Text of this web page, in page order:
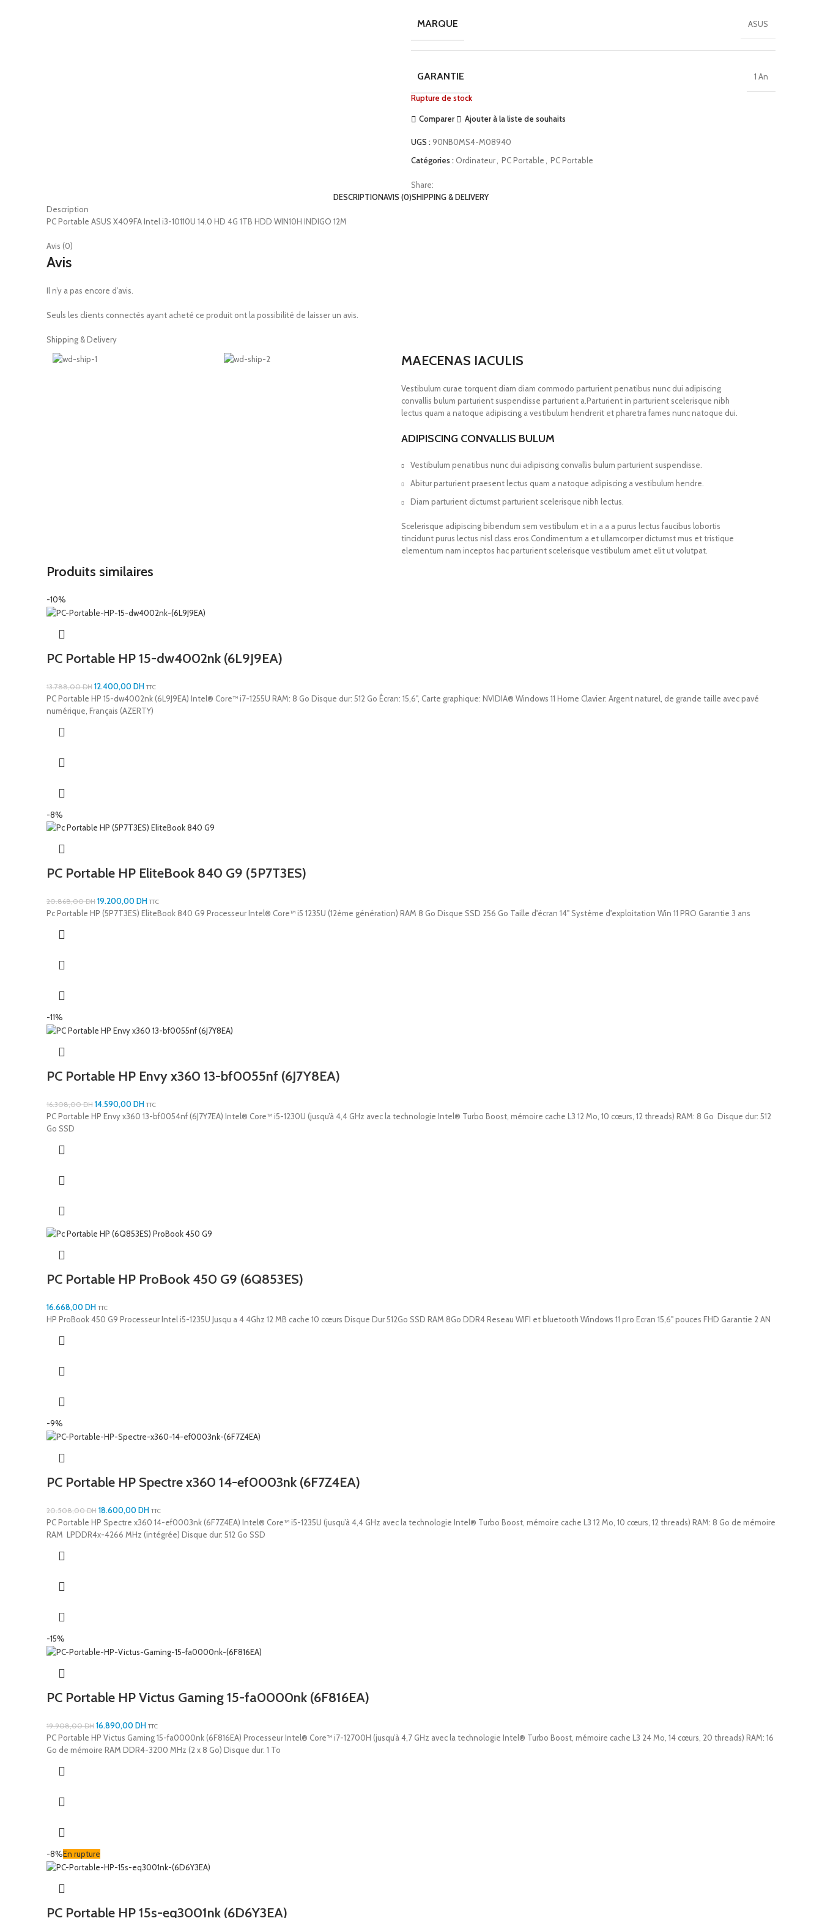
MARQUE ASUS
GARANTIE 1 An
Rupture de stock
Comparer Ajouter à la liste de souhaits
UGS : 90NB0MS4-M08940
Catégories : Ordinateur PC Portable PC Portable
Share:
DESCRIPTIONAVIS (0)SHIPPING & DELIVERY
Description
PC Portable ASUS X409FA Intel i3-10110U 14.0 HD 4G 1TB HDD WIN10H INDIGO 12M
Avis (0)
Avis
Il n’y a pas encore d’avis.
Seuls les clients connectés ayant acheté ce produit ont la possibilité de laisser un avis.
Shipping & Delivery
MAECENAS IACULIS
Vestibulum curae torquent diam diam commodo parturient penatibus nunc dui adipiscing
convallis bulum parturient suspendisse parturient a.Parturient in parturient scelerisque nibh
lectus quam a natoque adipiscing a vestibulum hendrerit et pharetra fames nunc natoque dui.
ADIPISCING CONVALLIS BULUM
Vestibulum penatibus nunc dui adipiscing convallis bulum parturient suspendisse.
Abitur parturient praesent lectus quam a natoque adipiscing a vestibulum hendre.
Diam parturient dictumst parturient scelerisque nibh lectus.
Scelerisque adipiscing bibendum sem vestibulum et in a a a purus lectus faucibus lobortis
tincidunt purus lectus nisl class eros.Condimentum a et ullamcorper dictumst mus et tristique
elementum nam inceptos hac parturient scelerisque vestibulum amet elit ut volutpat.
Produits similaires
-10%
PC Portable HP 15-dw4002nk (6L9J9EA)
13.788,00DH 12.400,00DH TTC
PC Portable HP 15-dw4002nk (6L9J9EA) Intel® Core™ i7-1255U RAM: 8 Go Disque dur: 512 Go Écran: 15,6", Carte graphique: NVIDIA® Windows 11 Home Clavier: Argent naturel, de grande taille avec pavé
numérique, Français (AZERTY)
-8%
PC Portable HP EliteBook 840 G9 (5P7T3ES)
20.868,00DH 19.200,00DH TTC
Pc Portable HP (5P7T3ES) EliteBook 840 G9 Processeur Intel® Core™ i5 1235U (12ème génération) RAM 8 Go Disque SSD 256 Go Taille d'écran 14" Système d'exploitation Win 11 PRO Garantie 3 ans
-11%
PC Portable HP Envy x360 13-bf0055nf (6J7Y8EA)
16.308,00DH 14.590,00DH TTC
PC Portable HP Envy x360 13-bf0054nf (6J7Y7EA) Intel® Core™ i5-1230U (jusqu’à 4,4 GHz avec la technologie Intel® Turbo Boost, mémoire cache L3 12 Mo, 10 cœurs, 12 threads) RAM: 8 Go Disque dur: 512
Go SSD
PC Portable HP ProBook 450 G9 (6Q853ES)
16.668,00DH TTC
HP ProBook 450 G9 Processeur Intel i5-1235U Jusqu a 4 4Ghz 12 MB cache 10 cœurs Disque Dur 512Go SSD RAM 8Go DDR4 Reseau WIFI et bluetooth Windows 11 pro Ecran 15,6" pouces FHD Garantie 2 AN
-9%
PC Portable HP Spectre x360 14-ef0003nk (6F7Z4EA)
20.508,00DH 18.600,00DH TTC
PC Portable HP Spectre x360 14-ef0003nk (6F7Z4EA) Intel® Core™ i5-1235U (jusqu’à 4,4 GHz avec la technologie Intel® Turbo Boost, mémoire cache L3 12 Mo, 10 cœurs, 12 threads) RAM: 8 Go de mémoire
RAM LPDDR4x-4266 MHz (intégrée) Disque dur: 512 Go SSD
-15%
PC Portable HP Victus Gaming 15-fa0000nk (6F816EA)
19.908,00DH 16.890,00DH TTC
PC Portable HP Victus Gaming 15-fa0000nk (6F816EA) Processeur Intel® Core™ i7-12700H (jusqu’à 4,7 GHz avec la technologie Intel® Turbo Boost, mémoire cache L3 24 Mo, 14 cœurs, 20 threads) RAM: 16
Go de mémoire RAM DDR4-3200 MHz (2 x 8 Go) Disque dur: 1 To
-8%En rupture
PC Portable HP 15s-eq3001nk (6D6Y3EA)